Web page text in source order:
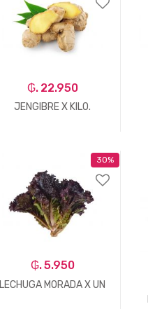
₲. 22.950
JENGIBRE X KILO.
+
30%
₲. 5.950
LECHUGA MORADA X UN